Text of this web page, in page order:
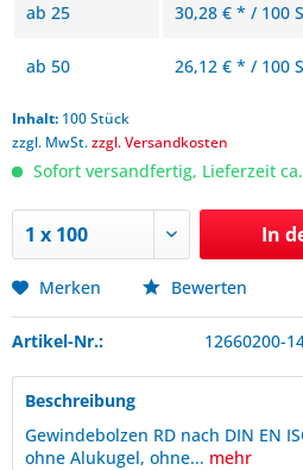
ab 25 30,28 € * / 100
ab 50 26,12 € * / 100
Inhalt: 100 Stück
zzgl. MwSt.zzgl. Versandkosten
Sofort versandfertig, Lieferzeit
In
Merken Bewerten
Artikel-Nr.: 12660200-
Beschreibung
Gewindebolzen RD nach DIN EN
ohne Alukugel, ohne... mehr